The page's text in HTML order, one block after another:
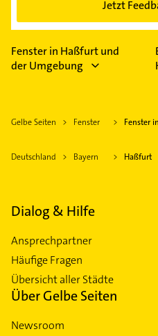
Jetzt
Fenster in Haßfurt und
der Umgebung
Gelbe Seiten Fenster Fenster
Deutschland Bayern Haßfurt
Dialog & Hilfe
Ansprechpartner
Häufige Fragen
Übersicht aller Städte
Über Gelbe Seiten
Newsroom